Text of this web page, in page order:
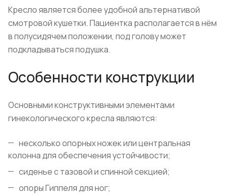
Кресло является более удобной альтернативой
смотровой кушетки. Пациентка располагается в нём
в полусидячем положении, под голову может
подкладываться подушка.
Особенности конструкции
Основными конструктивными элементами
гинекологического кресла являются:
несколько опорных ножек или центральная
колонна для обеспечения устойчивости;
сиденье с тазовой и спинной секцией;
опоры Гиппеля для ног;